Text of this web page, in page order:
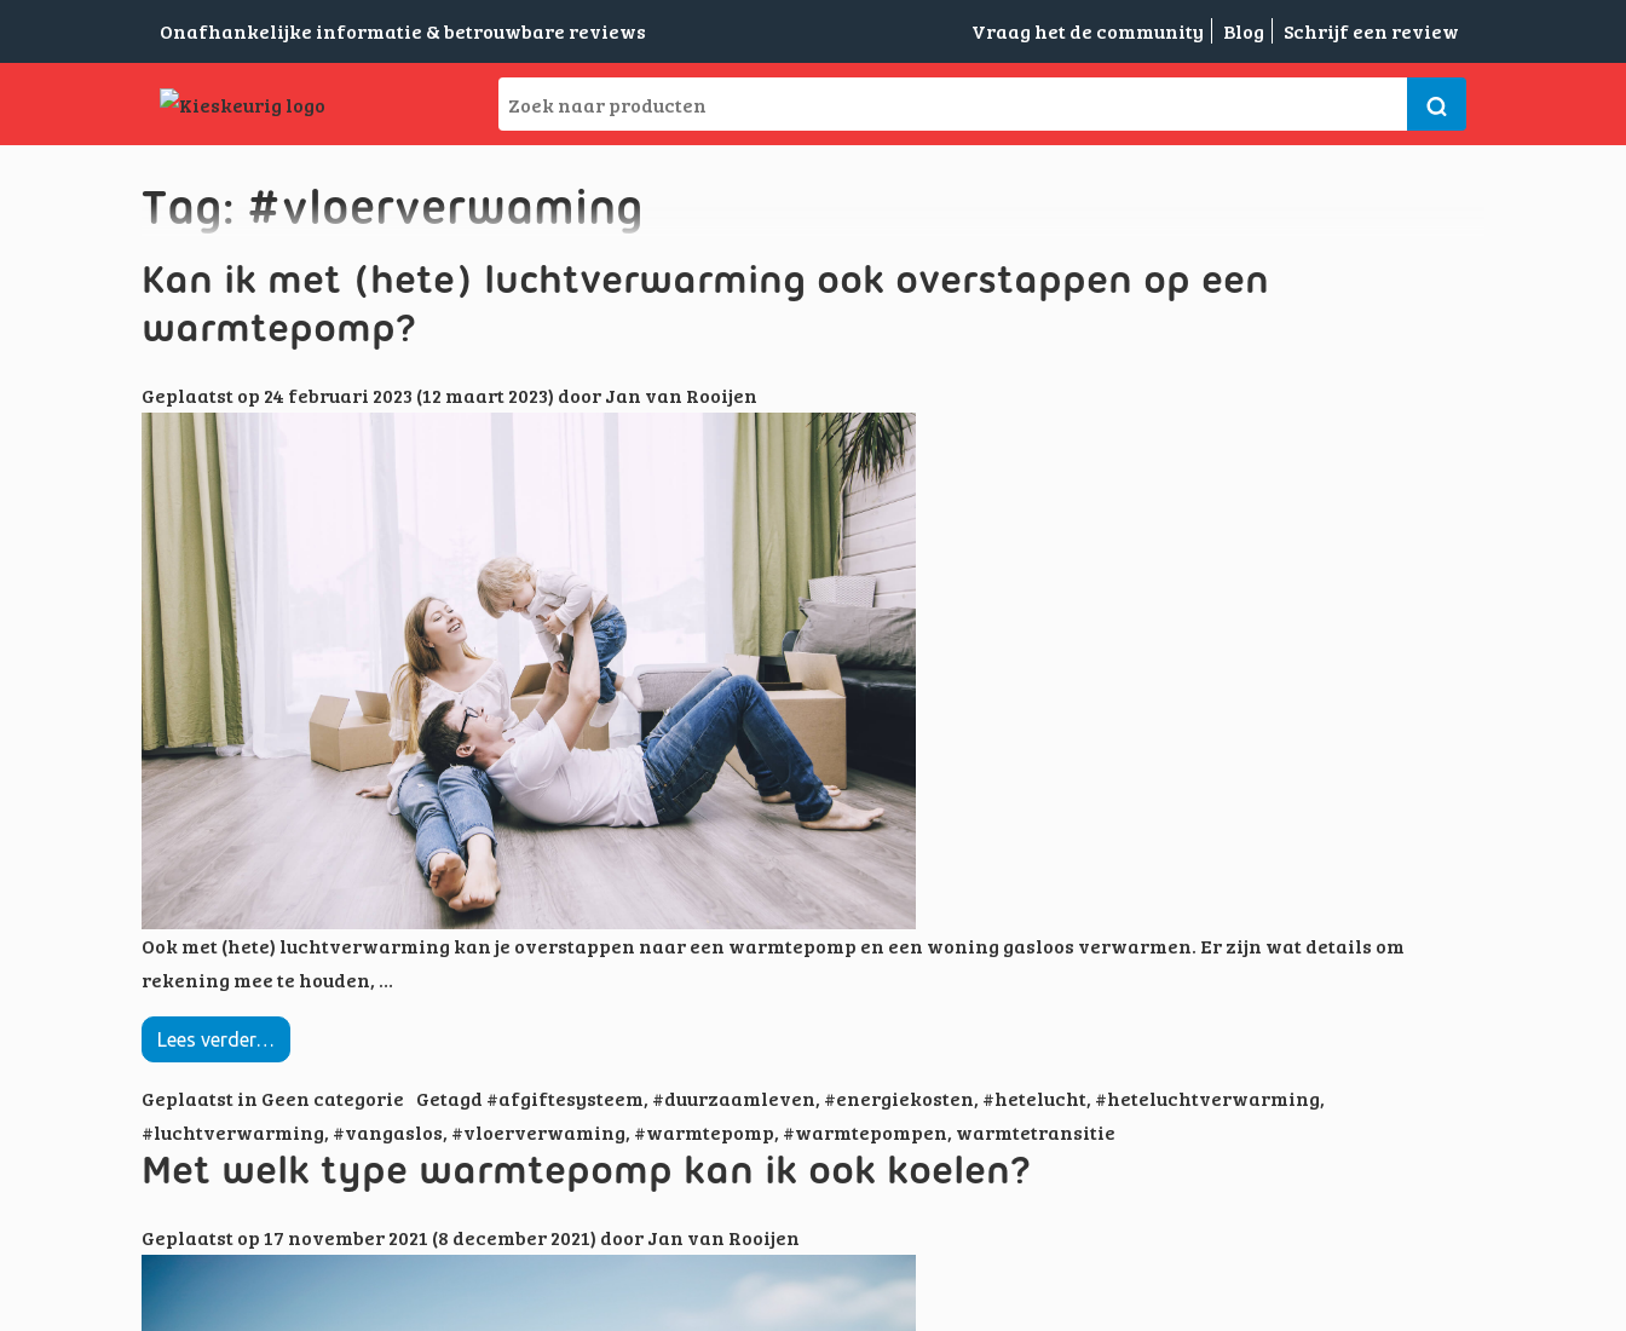
Onafhankelijke informatie & betrouwbare reviews Vraag het de community Blog Schrijf een review
Tag: #vloerverwaming
Kan ik met (hete) luchtverwarming ook overstappen op een
warmtepomp?
Geplaatst op 24 februari 2023 (12 maart 2023) doorJan van Rooijen
Ook met (hete) luchtverwarming kan je overstappen naar een warmtepomp en een woning gasloos verwarmen. Er zijn wat details om
rekening mee te houden, …
Lees verder…
Geplaatst in Geen categorie Getagd #afgiftesysteem, #duurzaamleven, #energiekosten, #hetelucht, #heteluchtverwarming,
#luchtverwarming, #vangaslos, #vloerverwaming, #warmtepomp, #warmtepompen, warmtetransitie
Met welk type warmtepomp kan ik ook koelen?
Geplaatst op17 november 2021 (8 december 2021) doorJan van Rooijen